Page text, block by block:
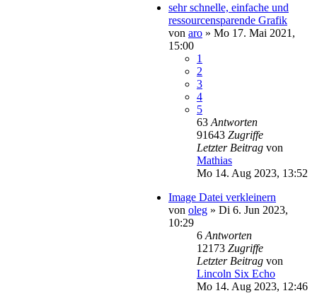
sehr schnelle, einfache und
ressourcensparende Grafik
von aro » Mo 17. Mai 2021,
15:00
1
2
3
4
5
63 Antworten
91643 Zugriffe
Letzter Beitrag von
Mathias
Mo 14. Aug 2023, 13:52
Image Datei verkleinern
von oleg » Di 6. Jun 2023,
10:29
6 Antworten
12173 Zugriffe
Letzter Beitrag von
Lincoln Six Echo
Mo 14. Aug 2023, 12:46